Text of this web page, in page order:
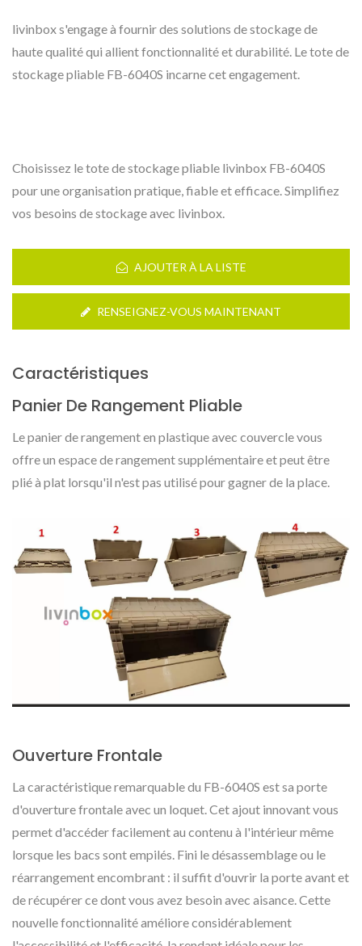
livinbox s'engage à fournir des solutions de stockage de
haute qualité qui allient fonctionnalité et durabilité. Le tote de
stockage pliable FB-6040S incarne cet engagement.
Choisissez le tote de stockage pliable livinbox FB-6040S
pour une organisation pratique, fiable et efficace. Simplifiez
vos besoins de stockage avec livinbox.
AJOUTER À LA LISTE
RENSEIGNEZ-VOUS MAINTENANT
Caractéristiques
Panier De Rangement Pliable
Le panier de rangement en plastique avec couvercle vous
offre un espace de rangement supplémentaire et peut être
plié à plat lorsqu'il n'est pas utilisé pour gagner de la place.
Ouverture Frontale
La caractéristique remarquable du FB-6040S est sa porte
d'ouverture frontale avec un loquet. Cet ajout innovant vous
permet d'accéder facilement au contenu à l'intérieur même
lorsque les bacs sont empilés. Fini le désassemblage ou le
réarrangement encombrant : il suffit d'ouvrir la porte avant et
de récupérer ce dont vous avez besoin avec aisance. Cette
nouvelle fonctionnalité améliore considérablement